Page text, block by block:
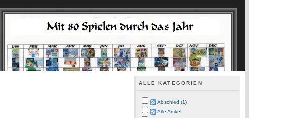
ALLE KATEGORIEN
Abschied (1)
Alle Artikel